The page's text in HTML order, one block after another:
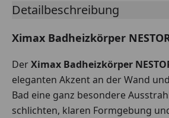
Detailbeschreibung
Ximax Badheizkörper
DerXimax Badheizkörper
eleganten Akzent an der Wand
Bad eine ganz besondere
schlichten, klaren Formgebung